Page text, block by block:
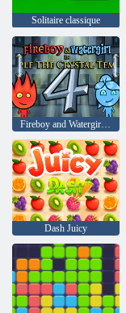
Solitaire classique
Fireboy and Watergirl 4: The Crystal Temple
Dash Juicy